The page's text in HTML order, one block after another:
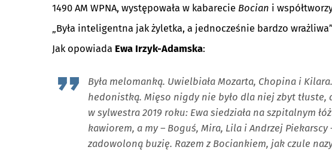
1490 AM WPNA, występowała w kabarecie Bocian i
„Była inteligentna jak żyletka, a jednocześnie bardzo
Jak opowiada Ewa Irzyk-Adamska:
Była melomanką. Uwielbiała Mozarta, Chopina i
hedonistką. Mięso nigdy nie było dla niej zbyt tłuste,
w sylwestra 2019 roku: Ewa siedziała na szpitalnym
kawiorem, a my – Boguś, Mira, Lila i Andrzej
zadowoloną buzię. Razem z Bociankiem, jak czule